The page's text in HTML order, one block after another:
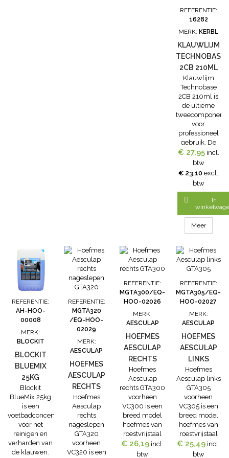
REFERENTIE:
16282
MERK: KERBL
KLAUWLIJM
TECHNOBASE
2CB 210ML
Klauwlijm
Technobase
2CB 210ml is
de ultieme
voor
professioneel
gebruik. De
klauwlijm
Technobase
2CB 210ml
hecht zich
permanent
aan hout en
rubberblokken.
-De blauwe
kleur geeft
menging aan-
beproefde
formule voor
een optimale
kan in een
en 90° worden
gebruikt-de
hoef kan na...
€ 27,95 incl.
btw
€ 23,10 excl.
btw

In
Meer
REFERENTIE:
AH-HOO-
00008
MERK:
BLOCKIT
BLOCKIT
BLUEMIX
25KG
Blockit
BlueMix 25kg
is een
voetbadconcentraat
voor het
reinigen en
verharden van
de klauwen.
REFERENTIE:
MGTA320
/EQ-HOO-
02029
MERK:
AESCULAP
HOEFMES
AESCULAP
RECHTS
NAGESLEPEN
GTA320
Hoefmes
Aesculap
rechts
nageslepen
GTA320
voorheen
VC320 is een
REFERENTIE:
MGTA300/EQ-
HOO-02026
MERK:
AESCULAP
HOEFMES
AESCULAP
RECHTS
GTA300
Hoefmes
Aesculap
rechts GTA300
voorheen
VC300 is een
breed model
hoefmes van
roestvrijstaal
met houten
heft. Dit
€ 26,19 incl.
btw
REFERENTIE:
MGTA305/EQ-
HOO-02027
MERK:
AESCULAP
HOEFMES
AESCULAP
LINKS
GTA305
Hoefmes
Aesculap links
GTA305
voorheen
VC305 is een
breed model
hoefmes van
roestvrijstaal
met houten
heft. Dit
€ 25,49 incl.
btw